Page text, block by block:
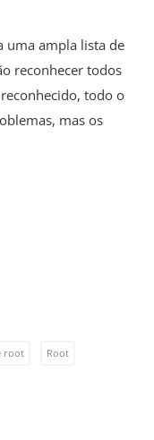
uma ampla lista de
reconhecer todos
todo o
mas os
root Root